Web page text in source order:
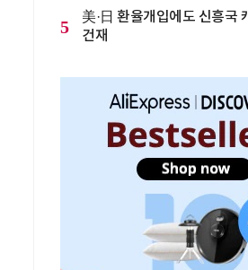
5
美·日 환율개입에도 신흥국
건재